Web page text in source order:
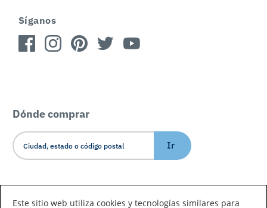
Síganos
Dónde comprar
Ir
Este sitio web utiliza cookies y tecnologías similares para